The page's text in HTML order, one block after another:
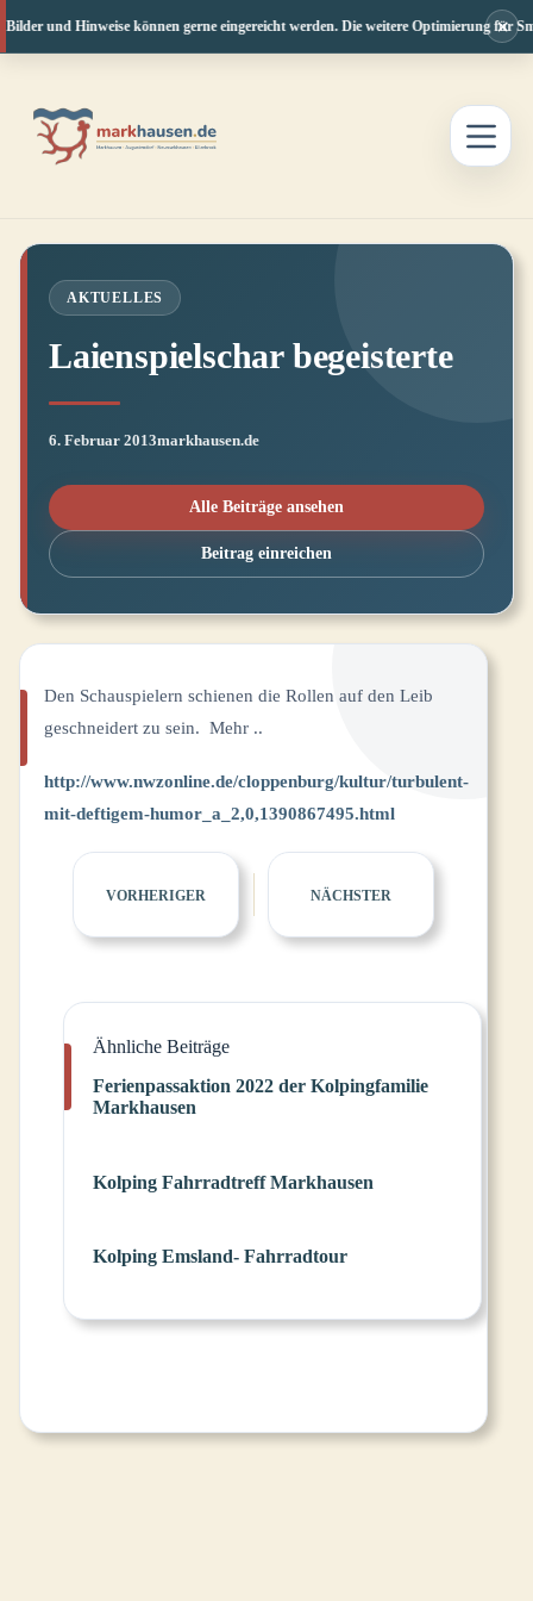
und Hinweise können gerne eingereicht werden. Die weitere Optimierung für
×
springen
AKTUELLES
Laienspielschar begeisterte
6. Februar 2013markhausen.de
Alle Beiträge ansehen
Beitrag einreichen
Den Schauspielern schienen die Rollen auf den Leib
geschneidert zu sein. Mehr ..
http://www.nwzonline.de/cloppenburg/kultur/turbulent-
mit-deftigem-humor_a_2,0,1390867495.html
VORHERIGER NÄCHSTER
Ähnliche Beiträge
Ferienpassaktion 2022 der Kolpingfamilie
Markhausen
Kolping Fahrradtreff Markhausen
Kolping Emsland- Fahrradtour